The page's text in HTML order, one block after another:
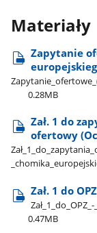
Materiały
Zapytanie
0.28MB
Zał. 1 do
ofertowy
Zał. 1 do
0.47MB